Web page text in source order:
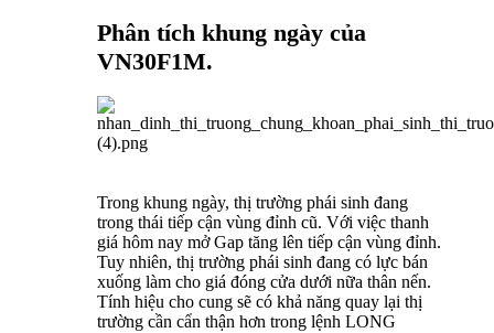
Phân tích khung ngày của
VN30F1M.
Trong khung ngày, thị trường phái sinh đang
trong thái tiếp cận vùng đỉnh cũ. Với việc thanh
giá hôm nay mở Gap tăng lên tiếp cận vùng đỉnh.
Tuy nhiên, thị trường phái sinh đang có lực bán
xuống làm cho giá đóng cửa dưới nữa thân nến.
Tính hiệu cho cung sẽ có khả năng quay lại thị
trường cần cẩn thận hơn trong lệnh LONG